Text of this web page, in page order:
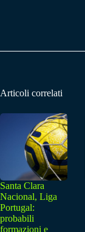
Articoli correlati
Santa Clara
Nacional, Liga
Portugal:
probabili
formazioni e